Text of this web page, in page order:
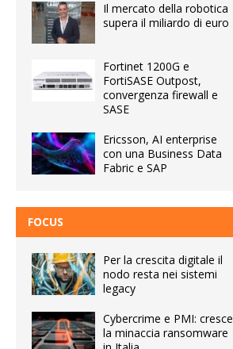
Il mercato della robotica
supera il miliardo di euro
Fortinet 1200G e
FortiSASE Outpost,
convergenza firewall e
SASE
Ericsson, AI enterprise
con una Business Data
Fabric e SAP
FOCUS
Per la crescita digitale il
nodo resta nei sistemi
legacy
Cybercrime e PMI: cresce
la minaccia ransomware